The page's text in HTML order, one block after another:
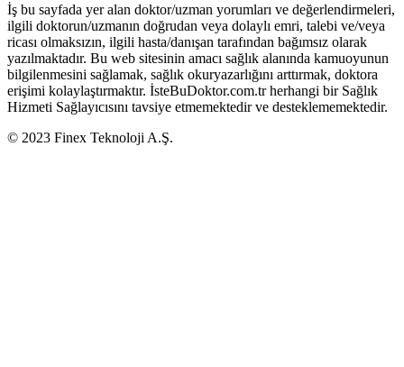
İş bu sayfada yer alan doktor/uzman yorumları ve değerlendirmeleri,
ilgili doktorun/uzmanın doğrudan veya dolaylı emri, talebi ve/veya
ricası olmaksızın, ilgili hasta/danışan tarafından bağımsız olarak
yazılmaktadır. Bu web sitesinin amacı sağlık alanında kamuoyunun
bilgilenmesini sağlamak, sağlık okuryazarlığını arttırmak, doktora
erişimi kolaylaştırmaktır. İsteBuDoktor.com.tr herhangi bir Sağlık
Hizmeti Sağlayıcısını tavsiye etmemektedir ve desteklememektedir.
© 2023 Finex Teknoloji A.Ş.